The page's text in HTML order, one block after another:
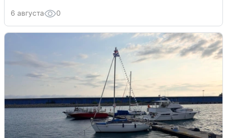
6 августа 0